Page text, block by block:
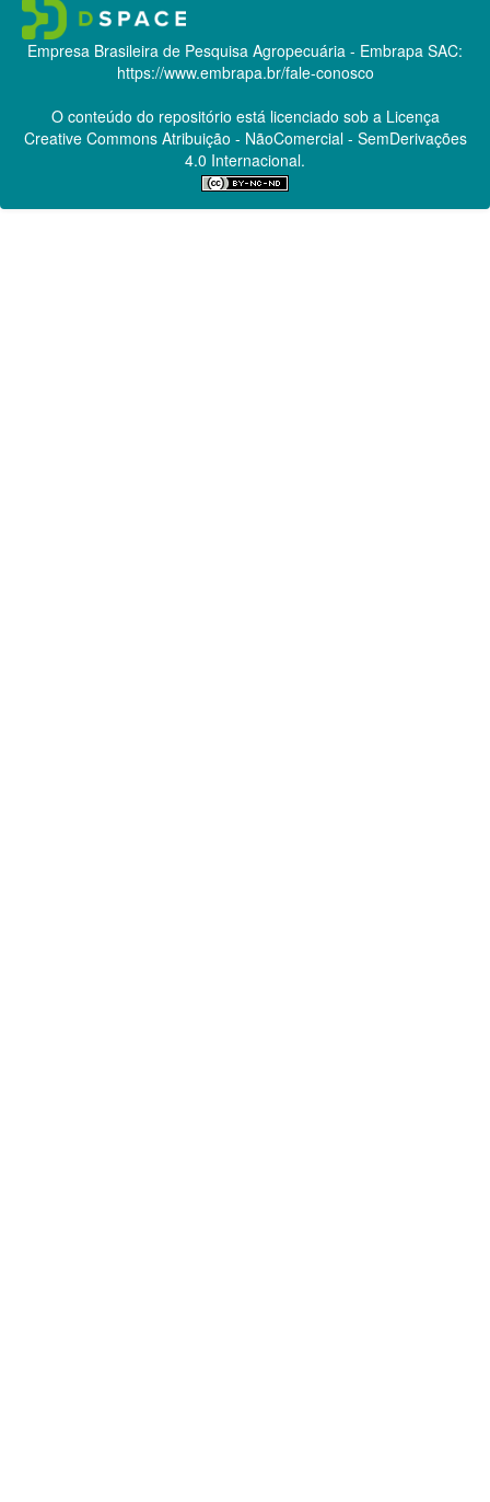
Empresa Brasileira de Pesquisa Agropecuária - Embrapa SAC:
https://www.embrapa.br/fale-conosco
O conteúdo do repositório está licenciado sob a Licença
Creative CommonsAtribuição - NãoComercial - SemDerivações
4.0 Internacional.